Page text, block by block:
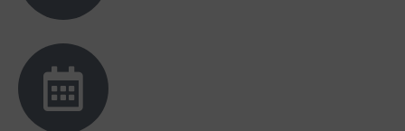
Selamat menempuh hidup baru semoga
mawadah dan warahma Rina dan Dicky
Ade kurnia risma
Selamat menempuh hidup baru dan selamat